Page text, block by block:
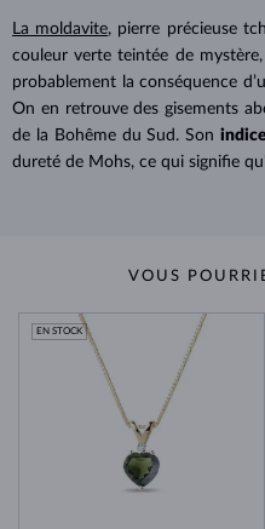
La moldavite, pierre précieuse
couleur verte teintée de
probablement la conséquence
On en retrouve des gisements
de la Bohême du Sud. Son
dureté de Mohs, ce qui signifie
VOUS
EN STOCK